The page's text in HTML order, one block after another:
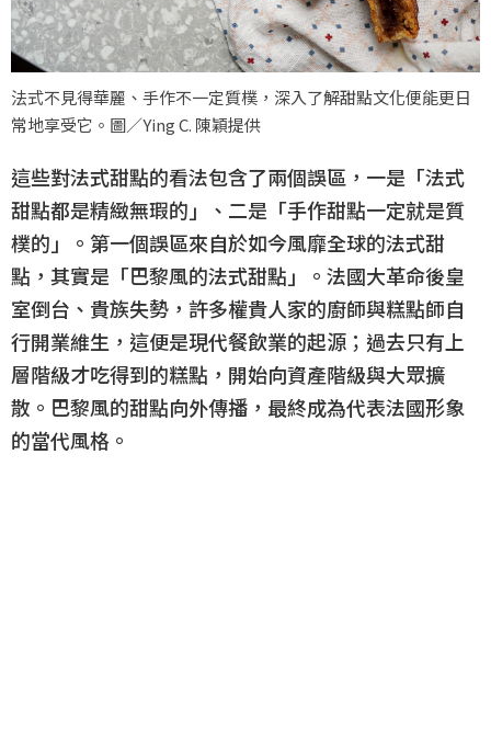
法式不見得華麗、手作不一定質樸，深入了解甜點文化便能更日
常地享受它。圖／Ying C. 陳穎提供
這些對法式甜點的看法包含了兩個誤區，一是「法式
甜點都是精緻無瑕的」、二是「手作甜點一定就是質
樸的」。第一個誤區來自於如今風靡全球的法式甜
點，其實是「巴黎風的法式甜點」。法國大革命後皇
室倒台、貴族失勢，許多權貴人家的廚師與糕點師自
行開業維生，這便是現代餐飲業的起源；過去只有上
層階級才吃得到的糕點，開始向資產階級與大眾擴
散。巴黎風的甜點向外傳播，最終成為代表法國形象
的當代風格。